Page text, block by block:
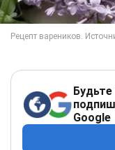
Google